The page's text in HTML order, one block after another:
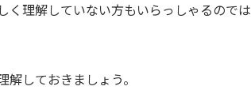
く理解していない方もいらっしゃるのでは
しておきましょう。